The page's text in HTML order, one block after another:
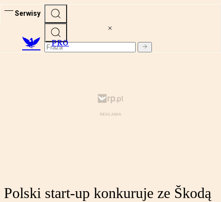
Serwisy
PRO
Polski start-up konkuruje ze Škodą